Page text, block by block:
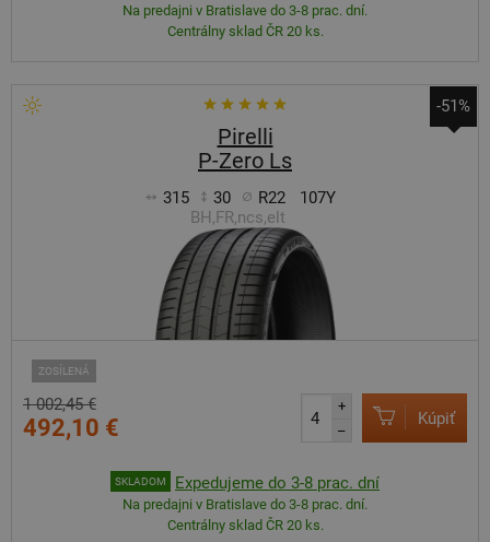
Na predajni v Bratislave do 3-8 prac. dní.
Centrálny sklad ČR 20 ks.
-51%
Pirelli
P-Zero Ls
315 30 R22
107Y
BH,FR,ncs,elt
ZOSÍLENÁ
1 002,45 €
492,10 €
+
–
Kúpiť
SKLADOM Expedujeme do 3-8 prac. dní
Na predajni v Bratislave do 3-8 prac. dní.
Centrálny sklad ČR 20 ks.